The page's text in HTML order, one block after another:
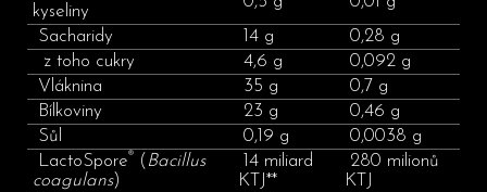
kyseliny
Sacharidy
14 g
0,28 g
z toho cukry
4,6 g
0,092 g
Vláknina
35 g
0,7 g
Bílkoviny
23 g
0,46 g
Sůl
0,19 g
0,0038 g
LactoSpore® ( Bacillus
coagulans)
14 miliard
KTJ**
280 milionů
KTJ